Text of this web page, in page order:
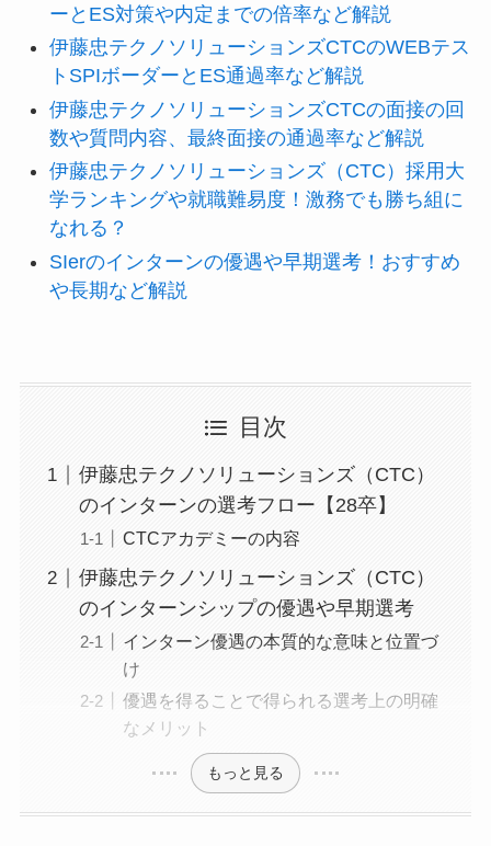
ーとES対策や内定までの倍率など解説
伊藤忠テクノソリューションズCTCのWEBテス
トSPIボーダーとES通過率など解説
伊藤忠テクノソリューションズCTCの面接の回
数や質問内容、最終面接の通過率など解説
伊藤忠テクノソリューションズ（CTC）採用大
学ランキングや就職難易度！激務でも勝ち組に
なれる？
SIerのインターンの優遇や早期選考！おすすめ
や長期など解説
目次
伊藤忠テクノソリューションズ（CTC）
のインターンの選考フロー【28卒】
CTCアカデミーの内容
伊藤忠テクノソリューションズ（CTC）
のインターンシップの優遇や早期選考
インターン優遇の本質的な意味と位置づ
け
優遇を得ることで得られる選考上の明確
なメリット
もっと見る